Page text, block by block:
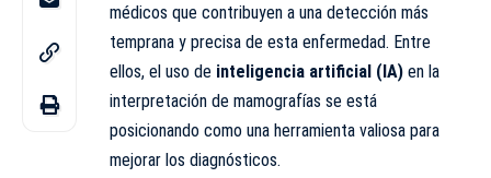
médicos que contribuyen a una detección más
temprana y precisa de esta enfermedad. Entre
ellos, el uso de inteligencia artificial (IA) en la
interpretación de mamografías se está
posicionando como una herramienta valiosa para
mejorar los diagnósticos.